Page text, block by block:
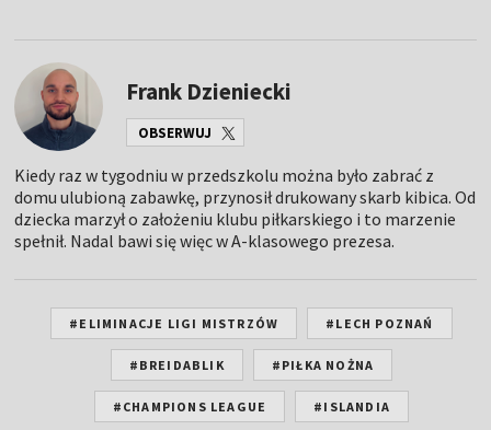
Frank Dzieniecki
OBSERWUJ
Kiedy raz w tygodniu w przedszkolu można było zabrać z
domu ulubioną zabawkę, przynosił drukowany skarb kibica. Od
dziecka marzył o założeniu klubu piłkarskiego i to marzenie
spełnił. Nadal bawi się więc w A-klasowego prezesa.
#ELIMINACJE LIGI MISTRZÓW #LECH POZNAŃ
#BREIDABLIK #PIŁKA NOŻNA
#CHAMPIONS LEAGUE #ISLANDIA